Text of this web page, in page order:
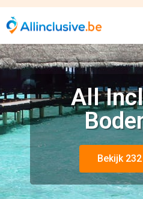
All
Bekijk